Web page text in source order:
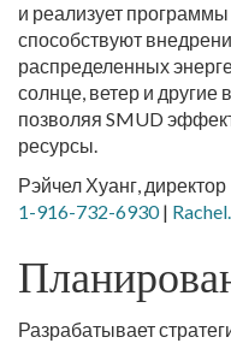
и реализует
способствуют
распределенных
солнце, ветер и
позволяя SMUD
ресурсы.
Рэйчел Хуанг, директор
1-916-732-6930|
Разрабатывает